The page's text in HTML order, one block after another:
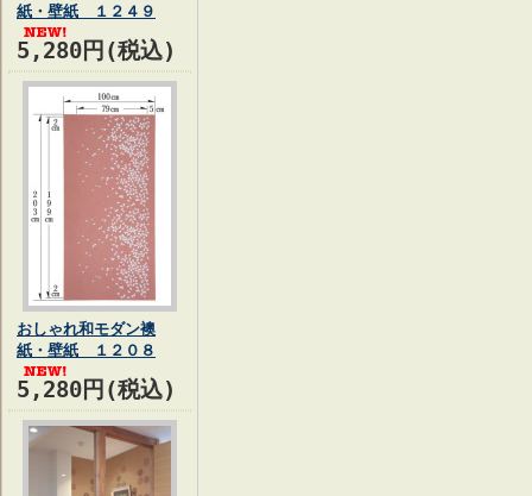
紙・壁紙 １２４９
5,280円(税込)
おしゃれ和モダン襖
紙・壁紙 １２０８
5,280円(税込)